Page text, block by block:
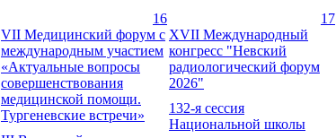
16
VII Медицинский форум с
международным участием
«Актуальные вопросы
совершенствования
медицинской помощи.
Тургеневские встречи»
17
XVII Mеждународный
конгресс "Невский
радиологический форум
2026"
132-я сессия
Национальной школы